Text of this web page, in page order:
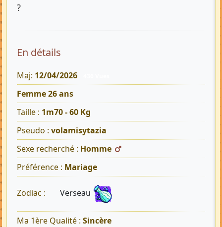
?
En détails
Maj: 12/04/2026
Femme 26 ans
Taille : 1m70 - 60 Kg
Pseudo : volamisytazia
Sexe recherché : Homme
Préférence : Mariage
Zodiac : Verseau
Ma 1ère Qualité : Sincère